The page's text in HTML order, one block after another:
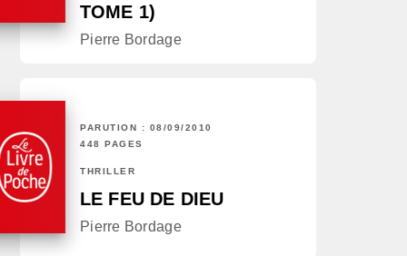
TOME 1)
Pierre Bordage
PARUTION : 08/09/2010
448 PAGES
THRILLER
LE FEU DE DIEU
Pierre Bordage